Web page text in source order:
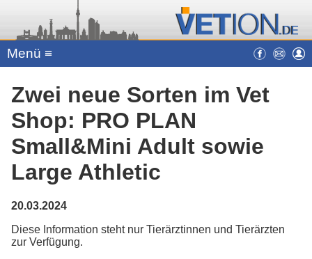
Menü ≡
Zwei neue Sorten im Vet
Shop: PRO PLAN
Small&Mini Adult sowie
Large Athletic
20.03.2024
Diese Information steht nur Tierärztinnen und Tierärzten
zur Verfügung.